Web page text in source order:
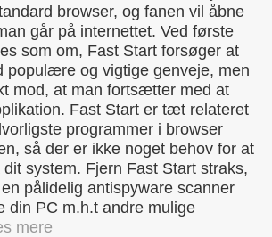
browser, og fanen vil åbne
går på internettet. Ved første
som om, Fast Start forsøger at
populære og vigtige genveje, men
mod, at man fortsætter med at
Fast Start er tæt relateret
programmer i browser
så der er ikke noget behov for at
system. Fjern Fast Start straks,
pålidelig antispyware scanner
din PC m.h.t andre mulige
mere